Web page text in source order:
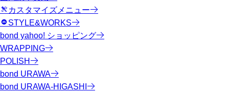
カスタマイズメニュー
STYLE&WORKS
bond yahoo! ショッピング
WRAPPING
POLISH
bond URAWA
bond URAWA-HIGASHI